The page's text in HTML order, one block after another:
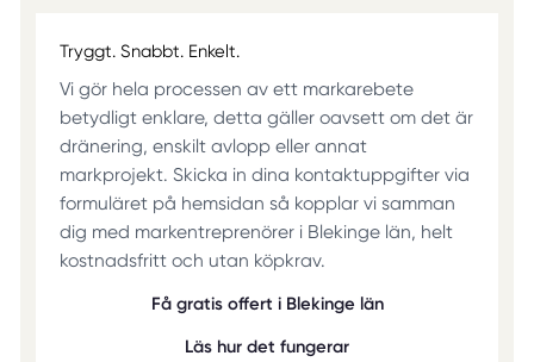
Tryggt. Snabbt. Enkelt.
Vi gör hela processen av ett markarebete
betydligt enklare, detta gäller oavsett om det är
dränering, enskilt avlopp eller annat
markprojekt. Skicka in dina kontaktuppgifter via
formuläret på hemsidan så kopplar vi samman
dig med markentreprenörer i Blekinge län, helt
kostnadsfritt och utan köpkrav.
Få gratis offert i Blekinge län
Läs hur det fungerar